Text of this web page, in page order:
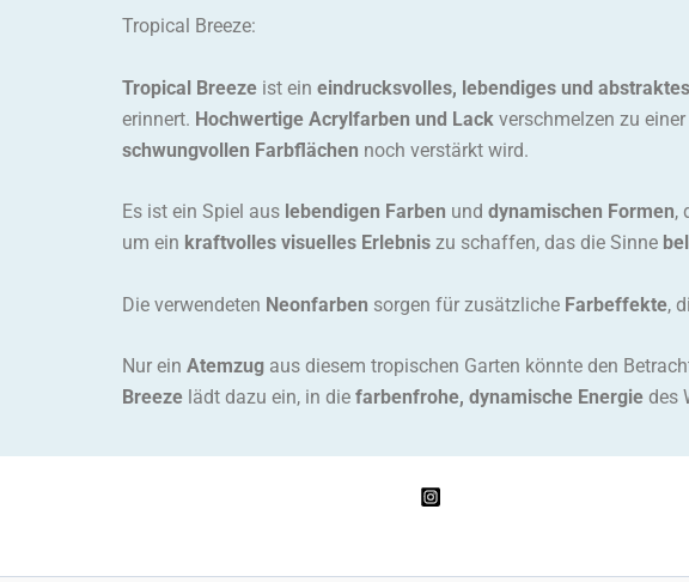
Tropical Breeze:
Tropical Breeze ist ein eindrucksvolles, lebendiges und
erinnert. Hochwertige Acrylfarben und Lack verschmelzen zu einer
schwungvollen Farbflächen noch verstärkt wird.
Es ist ein Spiel aus lebendigen Farben und dynamischen Formen,
um ein kraftvolles visuelles Erlebnis zu schaffen, das die Sinne
Die verwendeten Neonfarben sorgen für zusätzliche Farbeffekte,
Nur ein Atemzug aus diesem tropischen Garten könnte den
Breeze lädt dazu ein, in die farbenfrohe, dynamische Energie des